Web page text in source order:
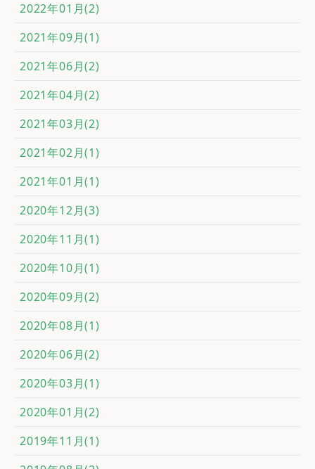
2022年01月(2)
2021年09月(1)
2021年06月(2)
2021年04月(2)
2021年03月(2)
2021年02月(1)
2021年01月(1)
2020年12月(3)
2020年11月(1)
2020年10月(1)
2020年09月(2)
2020年08月(1)
2020年06月(2)
2020年03月(1)
2020年01月(2)
2019年11月(1)